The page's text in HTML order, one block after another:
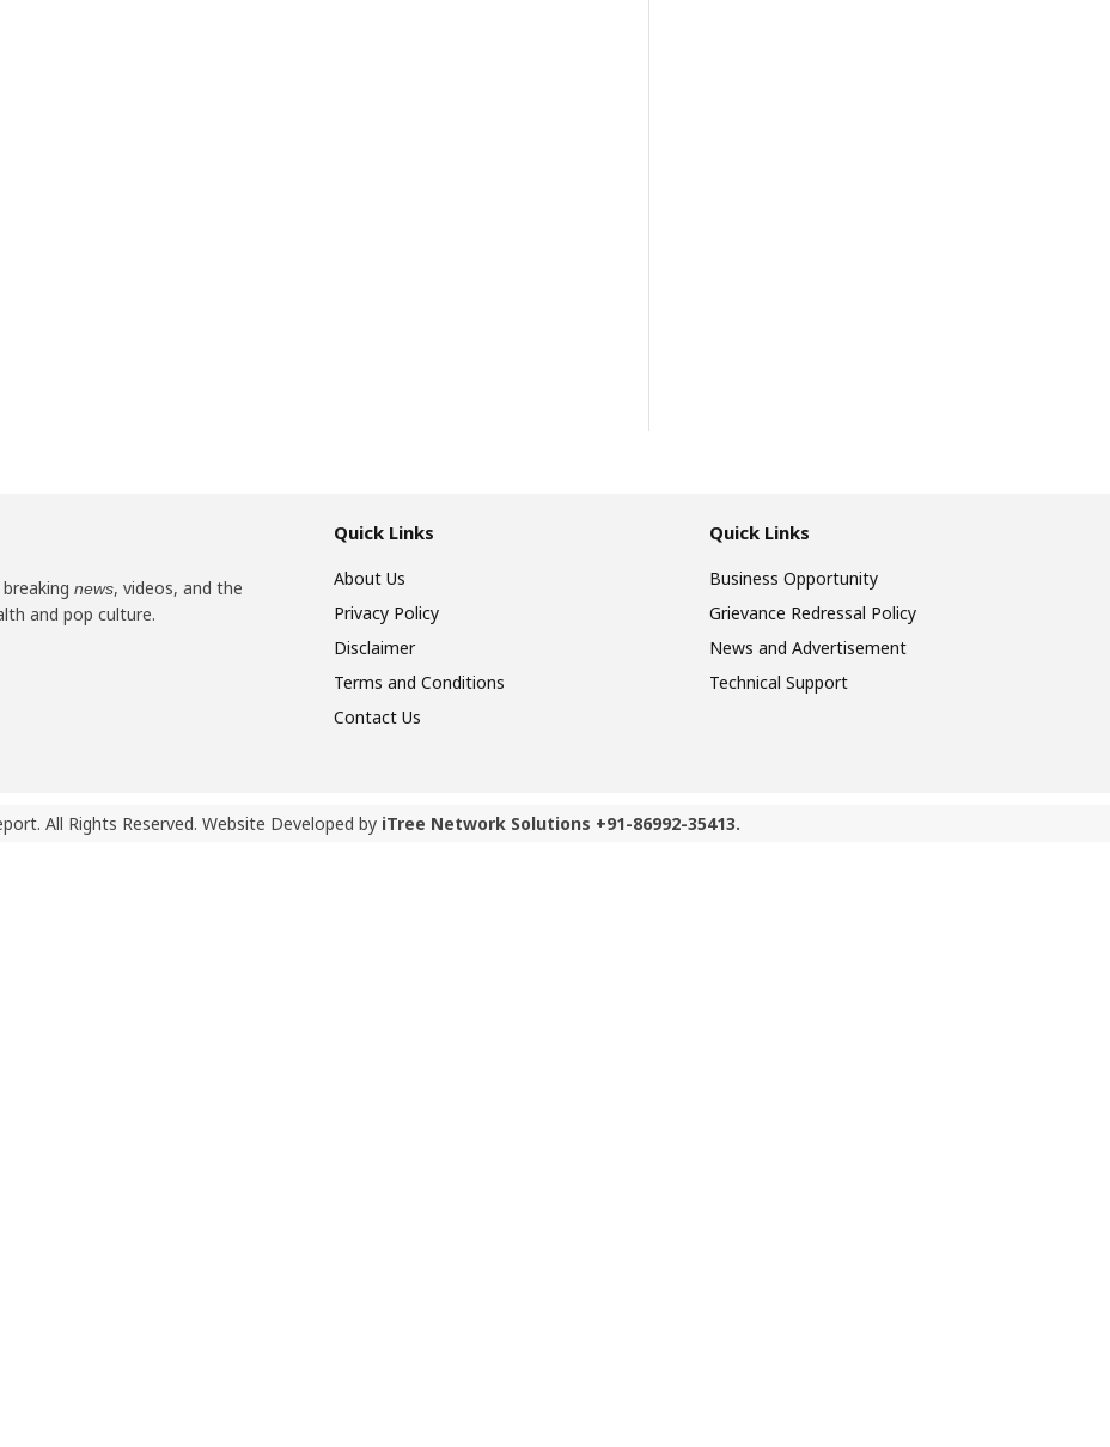
news, videos, and the
and pop culture.
Quick Links
About Us
Privacy Policy
Disclaimer
Terms and Conditions
Contact Us
Quick Links
Business Opportunity
Grievance Redressal Policy
News and Advertisement
Technical Support
All Rights Reserved. Website Developed by iTree Network Solutions +91-86992-35413.